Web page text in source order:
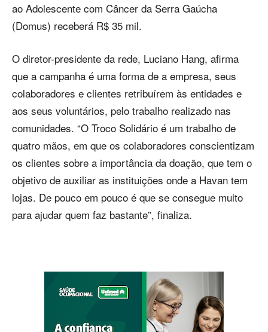
ao Adolescente com Câncer da Serra Gaúcha
(Domus) receberá R$ 35 mil.
O diretor-presidente da rede, Luciano Hang, afirma
que a campanha é uma forma de a empresa, seus
colaboradores e clientes retribuírem às entidades e
aos seus voluntários, pelo trabalho realizado nas
comunidades. “O Troco Solidário é um trabalho de
quatro mãos, em que os colaboradores conscientizam
os clientes sobre a importância da doação, que tem o
objetivo de auxiliar as instituições onde a Havan tem
lojas. De pouco em pouco é que se consegue muito
para ajudar quem faz bastante”, finaliza.